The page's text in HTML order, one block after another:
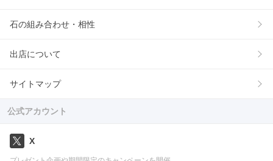
石の組み合わせ・相性
出店について
サイトマップ
公式アカウント
X